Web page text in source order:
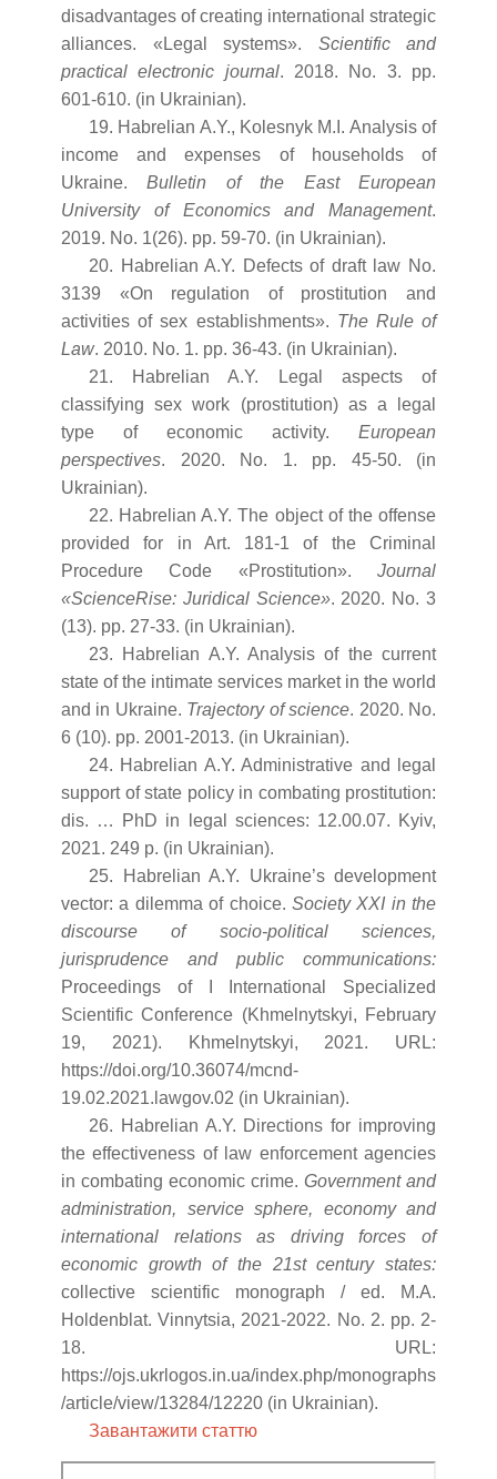
disadvantages of creating international strategic
alliances. «Legal systems». Scientific and
practical electronic journal. 2018. No. 3. рр.
601-610. (in Ukrainian).
19. Habrelian A.Y., Kolesnyk M.I. Analysis of
income and expenses of households of
Ukraine.Bulletin of the East European
University of Economics and Management.
2019. No. 1(26). рр. 59-70. (in Ukrainian).
20. Habrelian A.Y. Defects of draft law No.
3139 «On regulation of prostitution and
activities of sex establishments». The Rule of
Law. 2010. No. 1. рр. 36-43. (in Ukrainian).
21. Habrelian A.Y. Legal aspects of
classifying sex work (prostitution) as a legal
type of economic activity. European
perspectives. 2020. No. 1. рр. 45-50. (in
Ukrainian).
22. Habrelian A.Y. The object of the offense
provided for in Art. 181-1 of the Criminal
Procedure Code «Prostitution». Journal
«ScienceRise: Juridical Science». 2020. No. 3
(13). рр. 27-33. (in Ukrainian).
23. Habrelian A.Y. Analysis of the current
state of the intimate services market in the world
and in Ukraine. Trajectory of science. 2020. No.
6 (10). рр. 2001-2013. (in Ukrainian).
24. Habrelian A.Y. Administrative and legal
support of state policy in combating prostitution:
dis. … PhD in legal sciences: 12.00.07. Kyiv,
2021. 249 p. (in Ukrainian).
25. Habrelian A.Y. Ukraine’s development
vector: a dilemma of choice. Society XXI in the
discourse of socio-political sciences,
jurisprudence and public communications:
Proceedings of I International Specialized
Scientific Conference (Khmelnytskyi, February
19, 2021). Khmelnytskyi, 2021. URL:
https://doi.org/10.36074/mcnd-
19.02.2021.lawgov.02 (in Ukrainian).
26. Habrelian A.Y. Directions for improving
the effectiveness of law enforcement agencies
in combating economic crime. Government and
administration, service sphere, economy and
international relations as driving forces of
economic growth of the 21st century states:
collective scientific monograph / ed. M.A.
Holdenblat. Vinnytsia, 2021-2022. No. 2. рр. 2-
18. URL:
https://ojs.ukrlogos.in.ua/index.php/monographs
/article/view/13284/12220 (in Ukrainian).
Завантажити статтю